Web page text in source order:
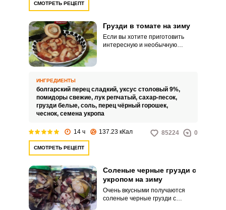
СМОТРЕТЬ РЕЦЕПТ
Грузди в томате на зиму
Если вы хотите приготовить
интересную и необычную
достаточно аппетитными. Яркая
закуска из груздей порадует и
удивит всех, кто попробует ее
впервые.
ИНГРЕДИЕНТЫ
болгарский перец сладкий, уксус столовый 9%,
помидоры свежие, лук репчатый, сахар-песок,
грузди белые, соль, перец чёрный горошек,
чеснок, семена укропа
14 ч 137.23 кКал 85224 0
СМОТРЕТЬ РЕЦЕПТ
Соленые черные грузди с
укропом на зиму
Очень вкусными получаются
соленые черные грузди с